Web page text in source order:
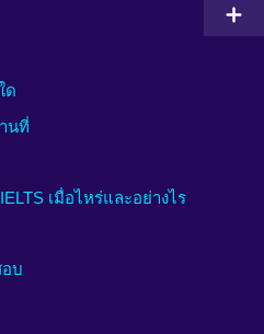
ด
นที่
เมื่อไหร่และอย่างไร
บ